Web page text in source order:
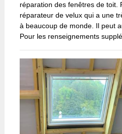
réparation des fenêtres de toit.
réparateur de velux qui a une
à beaucoup de monde. Il peut
Pour les renseignements